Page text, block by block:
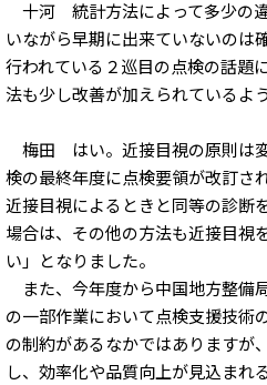
十河 統計方法によって多少の
いながら早期に出来ていないのは
行われている２巡目の点検の話題
法も少し改善が加えられているよ
梅田 はい。近接目視の原則は
検の最終年度に点検要領が改訂さ
近接目視によるときと同等の診断
場合は、その他の方法も近接目視
い」となりました。
また、今年度から中国地方整備
の一部作業において点検支援技術
の制約があるなかではあります
し、効率化や品質向上が見込まれ